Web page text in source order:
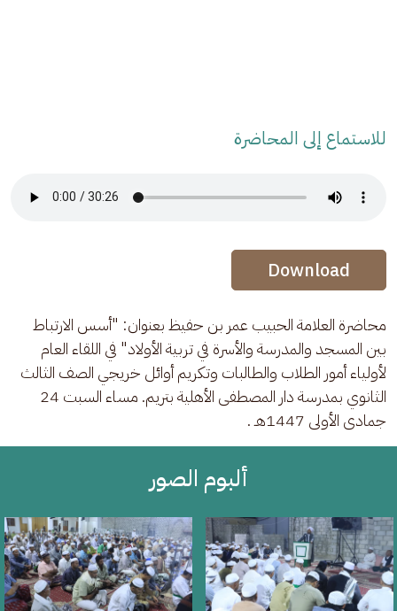
للاستماع إلى المحاضرة
Audio Stream
Audio Stream
Download
محاضرة العلامة الحبيب عمر بن حفيظ بعنوان: "أسس الارتباط
بين المسجد والمدرسة والأسرة في تربية الأولاد" في اللقاء العام
لأولياء أمور الطلاب والطالبات وتكريم أوائل خريجي الصف الثالث
الثانوي بمدرسة دار المصطفى الأهلية بتريم. مساء السبت 24
جمادى الأولى 1447هـ .
ألبوم الصور